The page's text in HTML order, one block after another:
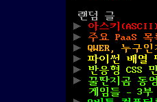
랜덤 글
아스키
주요 PaaS 목
QWER, 누구인
파이썬 배열
반응형 CSS
꿀딴지곰 동
게임들 – 3부